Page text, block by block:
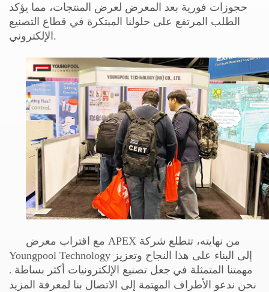
حجوزات فورية بعد المعرض لعرض المنتجات، مما يؤكد
الطلب المرتفع على حلولنا المبتكرة في قطاع التصنيع
الإلكتروني.
مع اقتراب معرض APEX من نهايته، تتطلع شركة
Youngpool Technology إلى البناء على هذا النجاح وتعزيز
مهمتنا المتمثلة في جعل تصنيع الإلكترونيات أكثر بساطة .
نحن ندعو الأطراف المهتمة إلى الاتصال بنا لمعرفة المزيد